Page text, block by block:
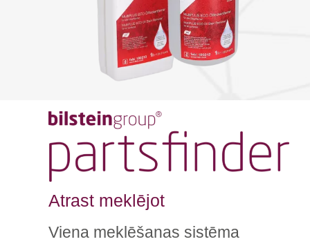
Atrast meklējot
Viena meklēšanas sistēma